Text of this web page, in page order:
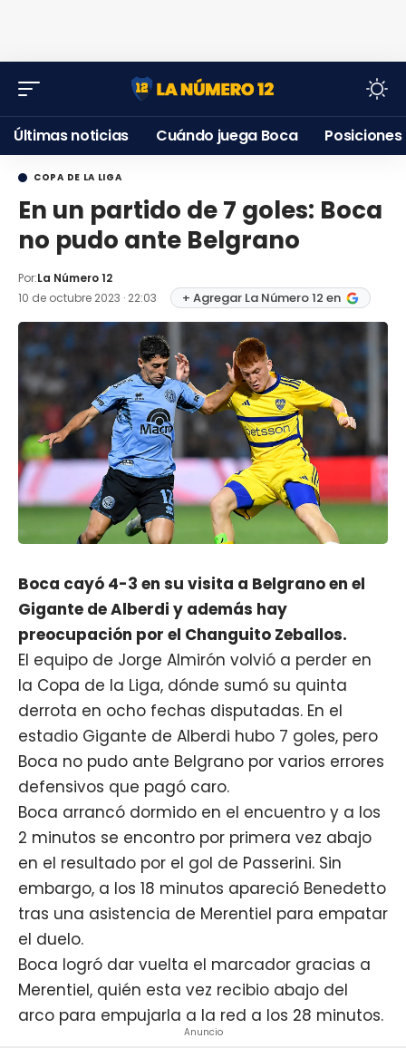
Últimas noticias Cuándo juega Boca Posiciones
COPA DE LA LIGA
En un partido de 7 goles: Boca
no pudo ante Belgrano
Por:La Número 12
10 de octubre 2023 · 22:03
+ Agregar La Número 12 en
Boca cayó 4-3 en su visita a Belgrano en el
Gigante de Alberdi y además hay
preocupación por el Changuito Zeballos.
El equipo de Jorge Almirón volvió a perder en
la Copa de la Liga, dónde sumó su quinta
derrota en ocho fechas disputadas. En el
estadio Gigante de Alberdi hubo 7 goles, pero
Boca no pudo ante Belgrano por varios errores
defensivos que pagó caro.
Boca arrancó dormido en el encuentro y a los
2 minutos se encontro por primera vez abajo
en el resultado por el gol de Passerini. Sin
embargo, a los 18 minutos apareció Benedetto
tras una asistencia de Merentiel para empatar
el duelo.
Boca logró dar vuelta el marcador gracias a
Merentiel, quién esta vez recibio abajo del
arco para empujarla a la red a los 28 minutos.
Anuncio